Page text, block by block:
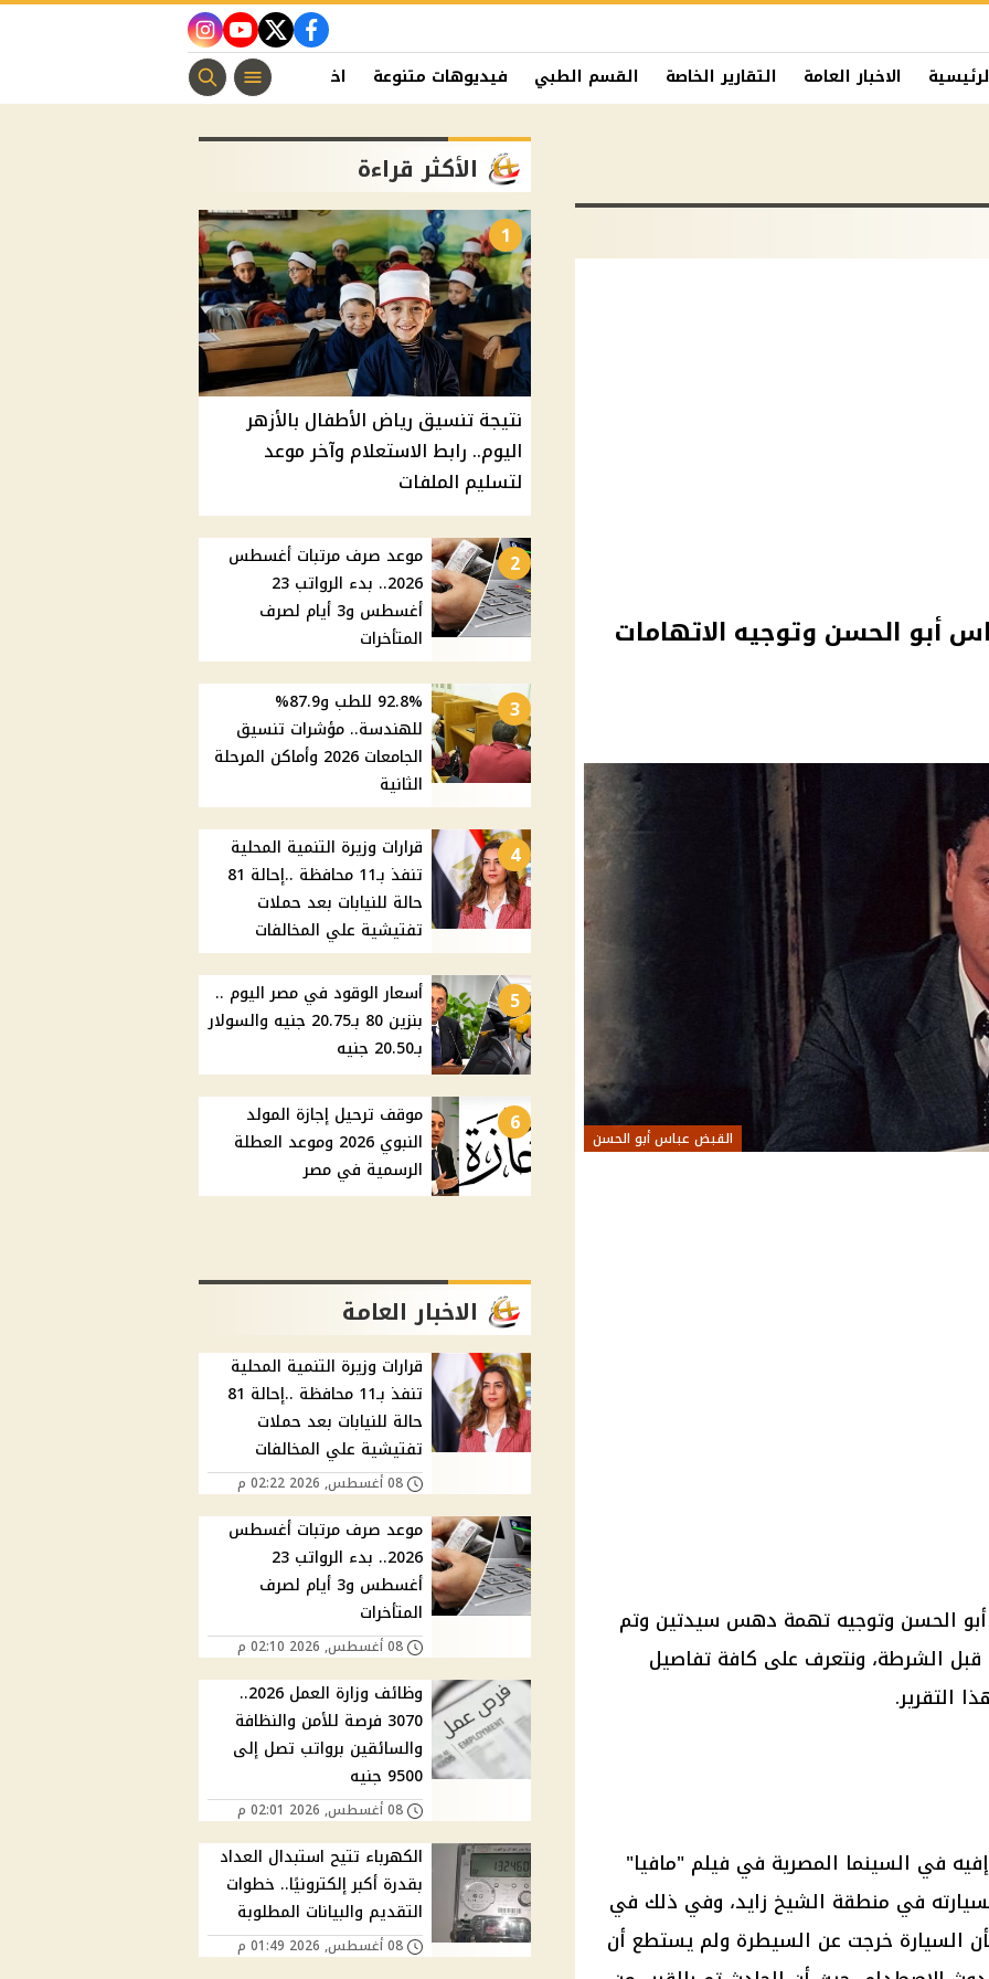
facebook
twitter
youtube
instagram
الاخبار العامة التقارير الخاصة القسم الطبي فيديوهات متنوعة اخبار الفن منوعات مسيحية
أبو الحسن وتوجيه الاتهامات
القبض عباس أبو الحسن
أبو الحسن وتوجيه تهمة دهس سيدتين وتم
الشرطة، ونتعرف على كافة تفاصيل
التقرير.
في السينما المصرية في فيلم "مافيا"
في منطقة الشيخ زايد، وفي ذلك في
السيارة خرجت عن السيطرة ولم يستطع أن
الأكثر قراءة
1
نتيجة تنسيق رياض الأطفال بالأزهر
اليوم.. رابط الاستعلام وآخر موعد
لتسليم الملفات
2
موعد صرف مرتبات أغسطس
2026.. بدء الرواتب 23
أغسطس و3 أيام لصرف
المتأخرات
3
92.8% للطب و87.9%
للهندسة.. مؤشرات تنسيق
الجامعات 2026 وأماكن المرحلة
الثانية
4
قرارات وزيرة التنمية المحلية
تنفذ بـ11 محافظة ..إحالة 81
حالة للنيابات بعد حملات
تفتيشية علي المخالفات
5
أسعار الوقود في مصر اليوم ..
بنزين 80 بـ20.75 جنيه والسولار
بـ20.50 جنيه
6
موقف ترحيل إجازة المولد
النبوي 2026 وموعد العطلة
الرسمية في مصر
الاخبار العامة
قرارات وزيرة التنمية المحلية
تنفذ بـ11 محافظة ..إحالة 81
حالة للنيابات بعد حملات
تفتيشية علي المخالفات
08 أغسطس, 2026 02:22 م
موعد صرف مرتبات أغسطس
2026.. بدء الرواتب 23
أغسطس و3 أيام لصرف
المتأخرات
08 أغسطس, 2026 02:10 م
وظائف وزارة العمل 2026..
3070 فرصة للأمن والنظافة
والسائقين برواتب تصل إلى
9500 جنيه
08 أغسطس, 2026 02:01 م
الكهرباء تتيح استبدال العداد
بقدرة أكبر إلكترونيًا.. خطوات
التقديم والبيانات المطلوبة
08 أغسطس, 2026 01:49 م